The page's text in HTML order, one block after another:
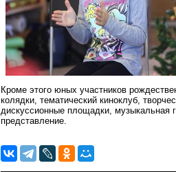
Кроме этого юных участников
колядки, тематический киноклуб,
дискуссионные площадки, музыкальная
представление.